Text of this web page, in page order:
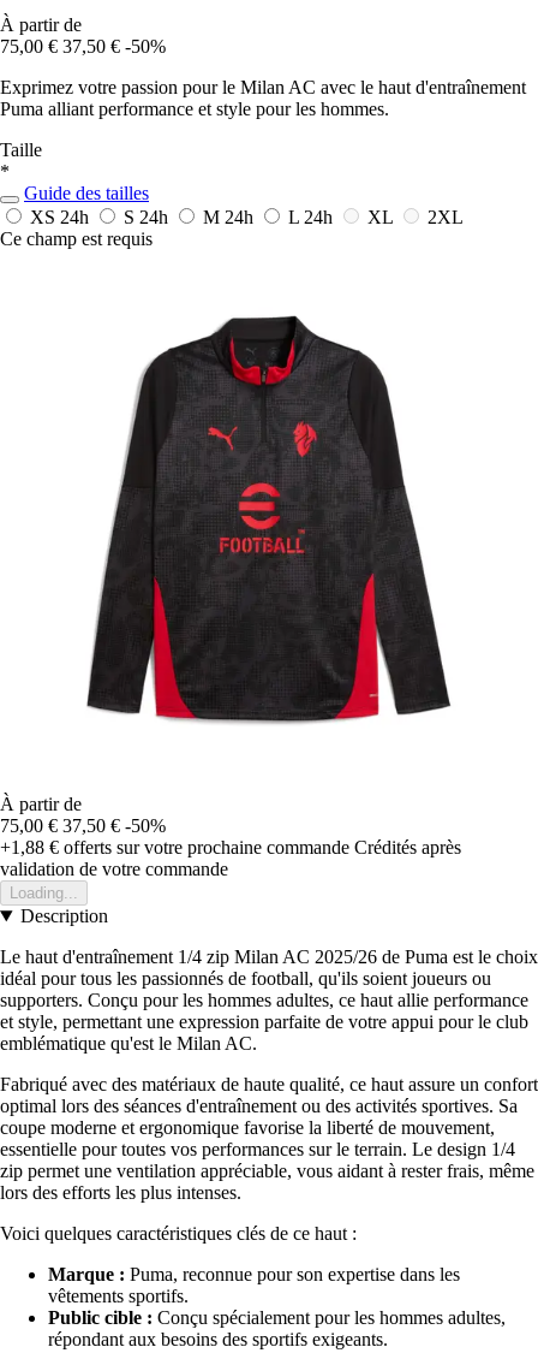
À partir de
75,00 € 37,50 € -50%
Exprimez votre passion pour le Milan AC avec le haut d'entraînement
Puma alliant performance et style pour les hommes.
Taille
*
Guide des tailles
XS 24h S 24h M 24h L 24h XL
2XL
Ce champ est requis
À partir de
75,00 € 37,50 € -50%
+1,88 € offerts sur votre prochaine commande Crédités après
validation de votre commande
Loading...
Description
Le haut d'entraînement 1/4 zip Milan AC 2025/26 de Puma est le choix
idéal pour tous les passionnés de football, qu'ils soient joueurs ou
supporters. Conçu pour les hommes adultes, ce haut allie performance
et style, permettant une expression parfaite de votre appui pour le club
emblématique qu'est le Milan AC.
Fabriqué avec des matériaux de haute qualité, ce haut assure un confort
optimal lors des séances d'entraînement ou des activités sportives. Sa
coupe moderne et ergonomique favorise la liberté de mouvement,
essentielle pour toutes vos performances sur le terrain. Le design 1/4
zip permet une ventilation appréciable, vous aidant à rester frais, même
lors des efforts les plus intenses.
Voici quelques caractéristiques clés de ce haut :
Marque : Puma, reconnue pour son expertise dans les
vêtements sportifs.
Public cible : Conçu spécialement pour les hommes adultes,
répondant aux besoins des sportifs exigeants.